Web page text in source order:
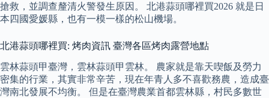
搶救，並調查釐清火警發生原因。 北港蒜頭哪裡買2026 就是日
本四國愛媛縣，也有一模一樣的松山機場。
北港蒜頭哪裡買: 烤肉資訊 臺灣各區烤肉露營地點
雲林蒜頭甲臺灣，雲林蒜頭甲雲林。 農家就是靠天喫飯及勞力
密集的行業，其實非常辛苦，現在年青人多不喜歡務農，造成臺
灣南北發展不均衡。 但是在臺灣農業首都雲林縣，村民多數世